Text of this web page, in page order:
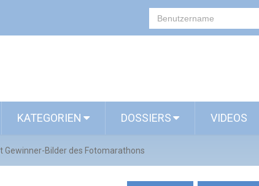
KATEGORIEN DOSSIERS VIDEOS
Gewinner-Bilder des Fotomarathons